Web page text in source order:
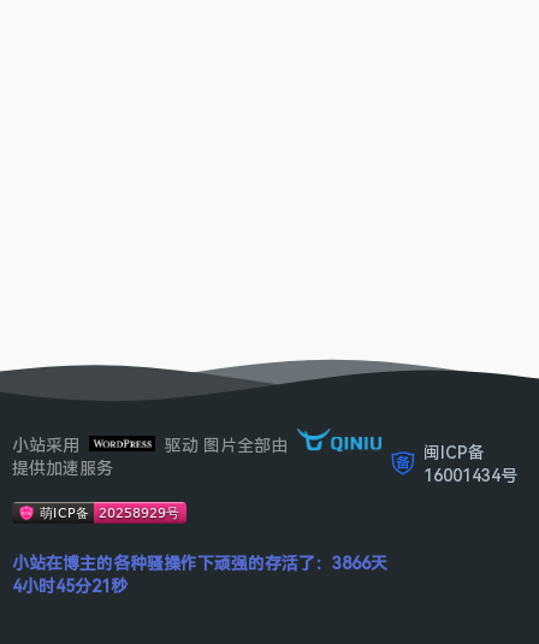
小站采用
驱动 图片全部由
提供加速服务
小站在博主的各种骚操作下顽强的存活了：3866天
4小时45分21秒
闽ICP备
16001434号